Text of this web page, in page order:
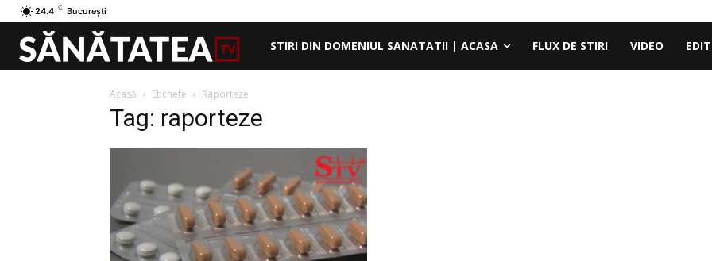
24.4 C București
STIRI DIN DOMENIUL SANATATII | ACASA FLUX DE STIRI VIDEO
Acasă Etichete Raporteze
Tag: raporteze